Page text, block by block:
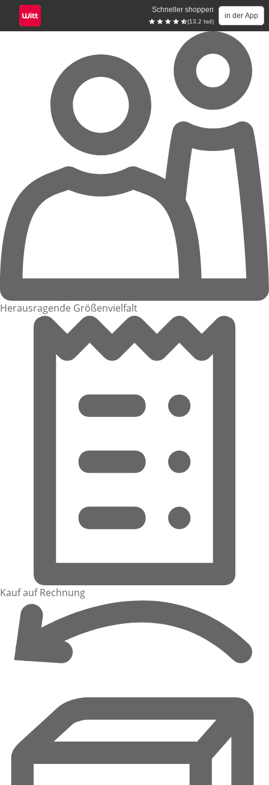
Schneller shoppen
(13.2 tsd)
in der App
Herausragende Größenvielfalt
Kauf auf Rechnung